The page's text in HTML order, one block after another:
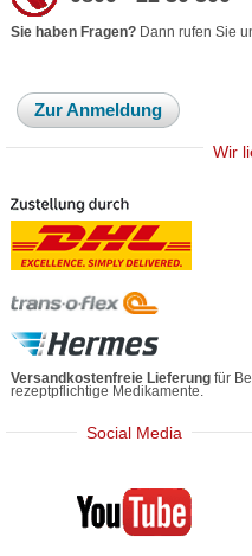
Sie haben Fragen? Dann rufen Sie
Zur Anmeldung
Wir
Versandkostenfreie Lieferung für
rezeptpflichtige Medikamente.
Social Media
Mediherz